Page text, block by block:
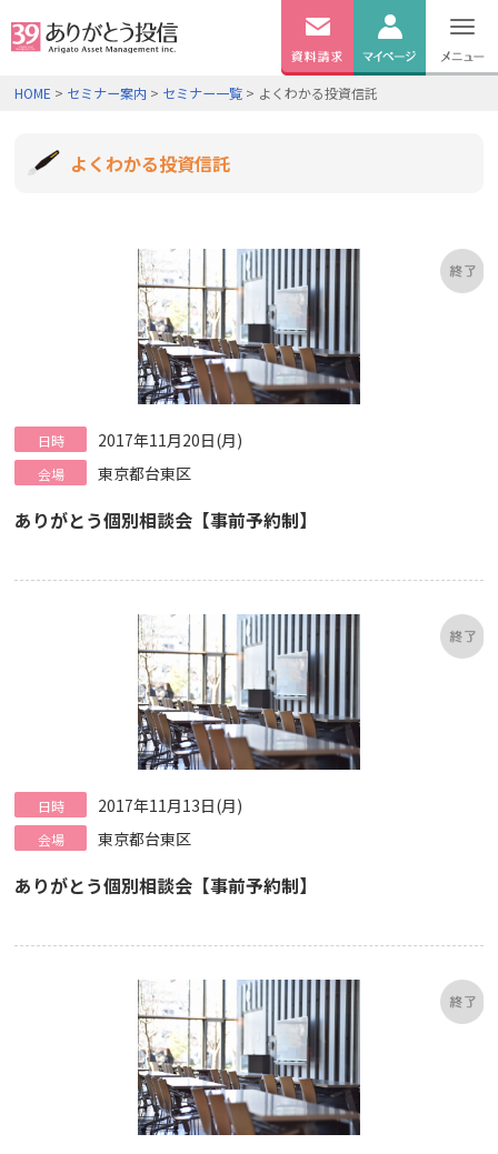
無料資料 ログイン
HOME > セミナー案内 > セミナー一覧 > よくわかる投資信託
よくわかる投資信託
日時 2017年11月20日(月)
会場 東京都台東区
ありがとう個別相談会【事前予約制】
日時 2017年11月13日(月)
会場 東京都台東区
ありがとう個別相談会【事前予約制】